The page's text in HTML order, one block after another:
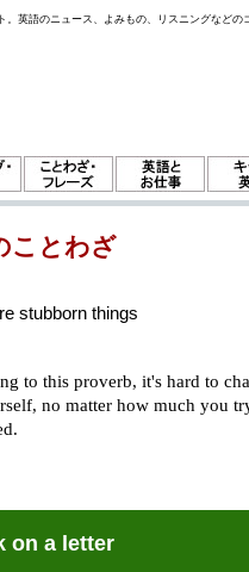
英語のニュース、よみもの、リスニングなどの
ことわざ
stubborn things
to this proverb, it's hard to
no matter how much you
on a letter